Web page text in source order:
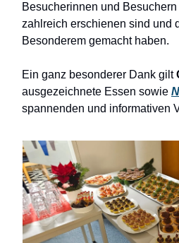
Besucherinnen und
zahlreich erschienen sind und
Besonderem gemacht haben.
Ein ganz besonderer Dank gilt
ausgezeichnete Essen sowie
spannenden und informativen